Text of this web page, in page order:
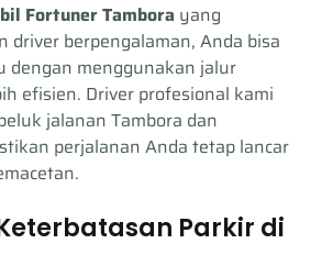
Fortuner Tambora yang
driver berpengalaman, Anda bisa
dengan menggunakan jalur
efisien. Driver profesional kami
jalanan Tambora dan
perjalanan Anda tetap lancar
Parkir di